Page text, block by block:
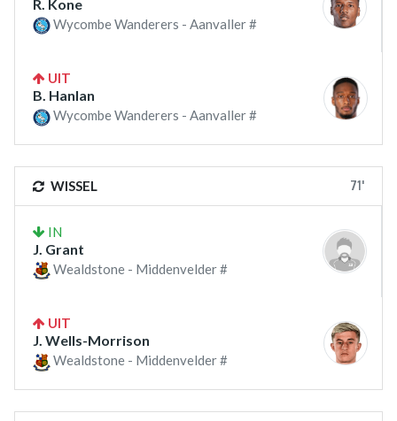
R. Kone
Wycombe Wanderers - Aanvaller #
UIT
B. Hanlan
Wycombe Wanderers - Aanvaller #
WISSEL 71'
IN
J. Grant
Wealdstone - Middenvelder #
UIT
J. Wells-Morrison
Wealdstone - Middenvelder #